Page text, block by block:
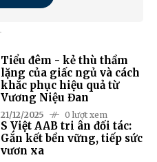
Tiểu đêm - kẻ thù thầm
lặng của giấc ngủ và cách
khắc phục hiệu quả từ
Vương Niệu Đan
21/12/2025 0 lượt xem
S Việt AAB tri ân đối tác:
Gắn kết bền vững, tiếp sức
vươn xa